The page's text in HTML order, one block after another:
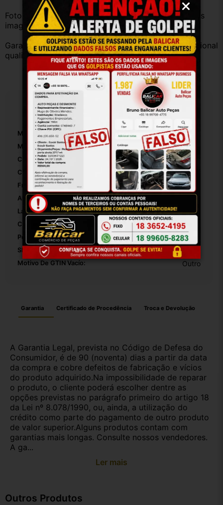
Fotos reais do produto. Peça exatamente igual à das
imagens.
Garantia válida somente com instalação por profissional
qualificado.
Especificações
Marca: Fiat /jeep
Modelo: Toro Compass Renegade
Conector De Saída:
Comprimento Do Cabo:
Frequência:
Altura Da Embalagem: 20
Largura Da Embalagem: 20
Comprimento Da Embalagem:
Peso Da Embalagem: 1000
SKU: 31010
Motivo De GTIN Vacío: Outro
Garantia Certificado de Procedência Troca e Devolução
A Garantia Legal, prevista no Código de Defesa do
Consumidor, é de 90 (noventa) dias a partir da data
da compra e cobre defeitos de fabricação e vícios
do produto adquirido.Na impossibilidade de reparar
o produto, o cliente poderá escolher dentre as
opções previstas no parágrafo primeiro do artigo 18
da Lei nº 8.078/1990, ou, ainda, a utilização do
crédito como parte do pagamento de outro produto
de valor superior.Alguns produtos contam com
garantias mais longas. Consulte nossos vendedores.
A ga...
Ler mais
Outros Produtos